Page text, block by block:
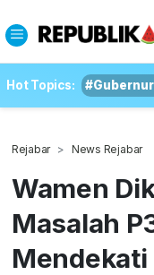
Hot Topics:
Rejabar News Rejabar
Wamen
Masalah
Mendekati